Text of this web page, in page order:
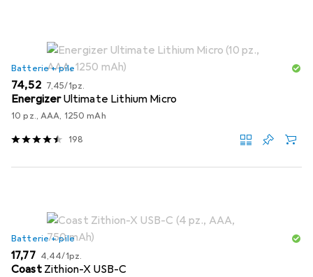
Batterie + pile
EUR
74,52 EUR
7,45/1pz.
EnergizerUltimate Lithium Micro
10 pz., AAA, 1250 mAh
198
Batterie + pile
EUR
17,77 EUR
4,44/1pz.
Coast Zithion-X USB-C